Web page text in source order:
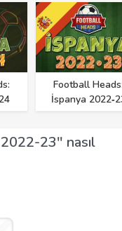
Football
İspanya
23" nasıl